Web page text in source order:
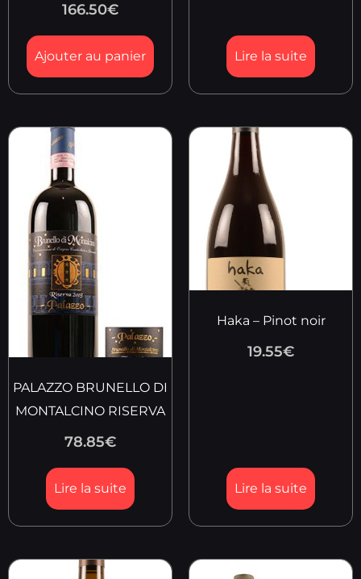
166.50€
Ajouter au panier Lire la suite
PALAZZO BRUNELLO DI
MONTALCINO RISERVA
78.85€
Lire la suite
Haka – Pinot noir
19.55€
Lire la suite